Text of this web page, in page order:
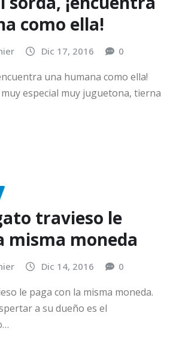
como ella!
Dic 17, 2016 0
una humana como ella!
especial muy juguetona, tierna
travieso le
misma moneda
Dic 14, 2016 0
le paga con la misma moneda.
a su dueño es el